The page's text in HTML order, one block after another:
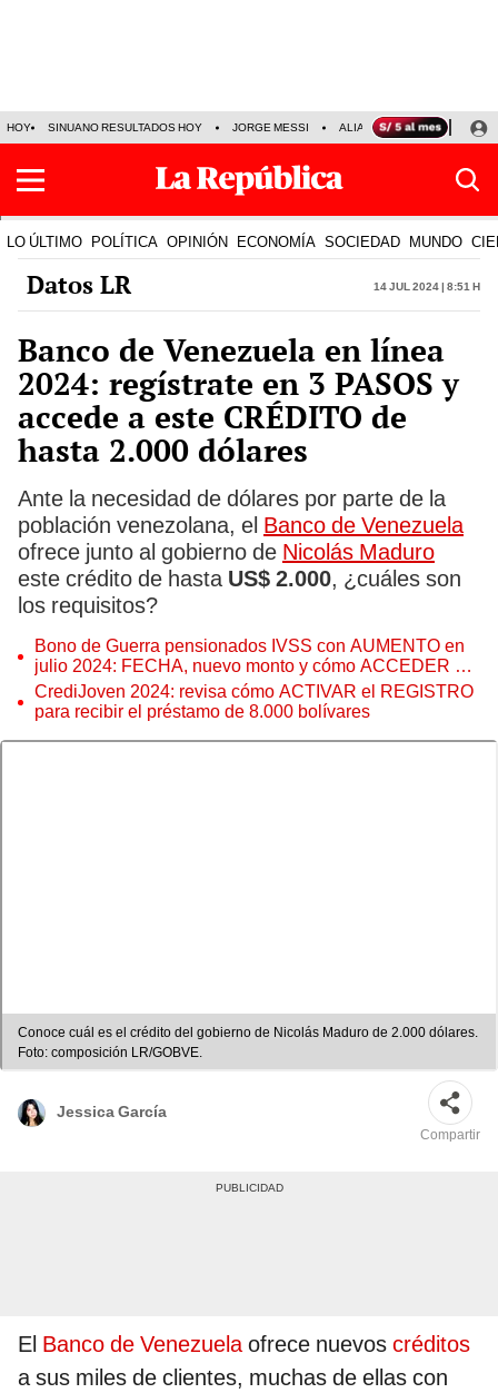
HOY SINUANO RESULTADOS HOY JORGE MESSI ALIANZA LIMA VS SPORT
LO ÚLTIMO POLÍTICA OPINIÓN ECONOMÍA SOCIEDAD MUNDO
Datos LR 14 Jul 2024 | 8:51 h
Banco de Venezuela en línea
2024: regístrate en 3 PASOS y
accede a este CRÉDITO de
hasta 2.000 dólares
Ante la necesidad de dólares por parte de la
población venezolana, el Banco de Venezuela
ofrece junto al gobierno de Nicolás Maduro
este crédito de hasta US$ 2.000, ¿cuáles son
los requisitos?
Bono de Guerra pensionados IVSS con AUMENTO en
julio 2024: FECHA, nuevo monto y cómo ACCEDER en
5 pasos
CrediJoven 2024: revisa cómo ACTIVAR el REGISTRO
para recibir el préstamo de 8.000 bolívares
Conoce cuál es el crédito del gobierno de Nicolás Maduro de 2.000 dólares.
Foto: composición LR/GOBVE.
Jessica García
Compartir
El Banco de Venezuelaofrece nuevos créditos
a sus miles de clientes, muchas de ellas con